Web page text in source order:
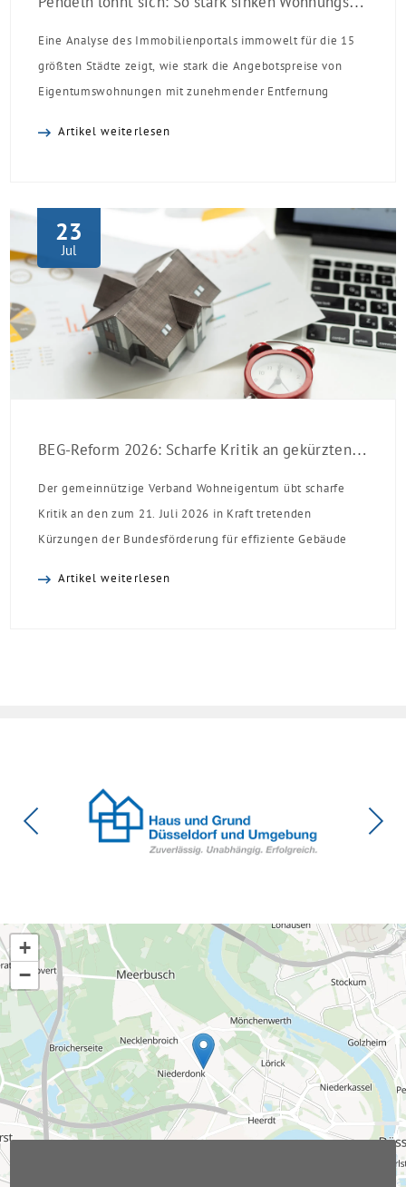
Eine Analyse des Immobilienportals immowelt für die 15
größten Städte zeigt, wie stark die Angebotspreise von
Eigentumswohnungen mit zunehmender Entfernung
Artikel weiterlesen
23
Jul
BEG-Reform 2026: Scharfe Kritik an gekürzten Sanierungsförderungen
Der gemeinnützige Verband Wohneigentum übt scharfe
Kritik an den zum 21. Juli 2026 in Kraft tretenden
Kürzungen der Bundesförderung für effiziente Gebäude
Artikel weiterlesen
+
−